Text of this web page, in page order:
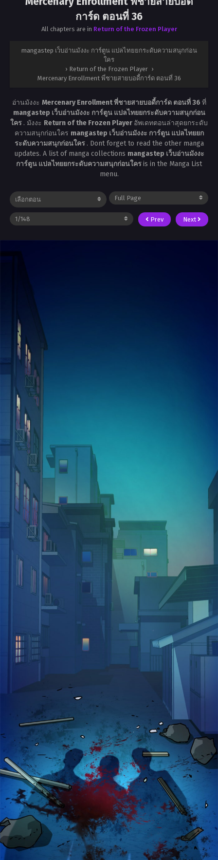
การ์ด ตอนที่ 36
All chapters are in Return of the Frozen Player
mangastep เว็บอ่านมังงะ การ์ตูน แปลไทยยกระดับความสนุกก่อน
ใคร
› Return of the Frozen Player ›
Mercenary Enrollment พี่ชายสายบอดี้การ์ด ตอนที่ 36
อ่านมังงะ Mercenary Enrollment พี่ชายสายบอดี้การ์ด ตอนที่ 36 ที่
mangastep เว็บอ่านมังงะ การ์ตูน แปลไทยยกระดับความสนุกก่อน
ใคร . มังงะ Return of the Frozen Player อัพเดทตอนล่าสุดยกระดับ
ความสนุกก่อนใคร mangastep เว็บอ่านมังงะ การ์ตูน แปลไทยยก
ระดับความสนุกก่อนใคร . Dont forget to read the other manga
updates. A list of manga collections mangastep เว็บอ่านมังงะ
การ์ตูน แปลไทยยกระดับความสนุกก่อนใครis in the Manga List
menu.
Prev Next